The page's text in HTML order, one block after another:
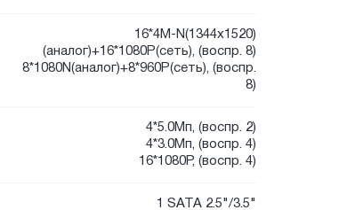
16*4М-N(1344x1520)
(аналог)+16*1080P(сеть), (воспр. 8)
8*1080N(аналог)+8*960P(сеть), (воспр.
8)
4*5.0Мп, (воспр. 2)
4*3.0Мп, (воспр. 4)
16*1080P, (воспр. 4)
1 SATA 2.5"/3.5"